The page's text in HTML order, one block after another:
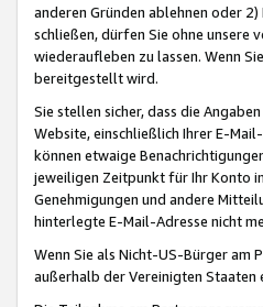
anderen Gründen ablehnen oder
schließen, dürfen Sie ohne unsere
wiederaufleben zu lassen. Wenn
bereitgestellt wird.
Sie stellen sicher, dass die
Website, einschließlich Ihrer E-
können etwaige
jeweiligen Zeitpunkt für Ihr Konto
Genehmigungen und andere
hinterlegte E-Mail-Adresse nicht
Wenn Sie als Nicht-US-Bürger am
außerhalb der Vereinigten Staaten